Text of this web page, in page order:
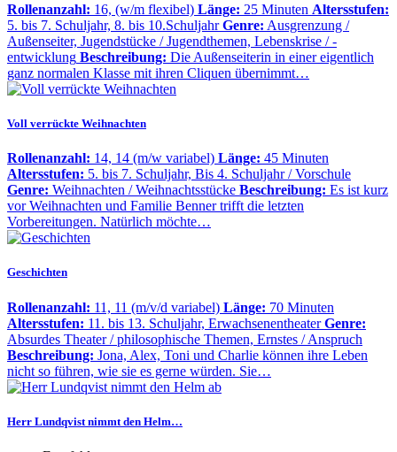
Rollenanzahl: 16, (w/m flexibel) Länge: 25 Minuten Altersstufen:
5. bis 7. Schuljahr, 8. bis 10.Schuljahr Genre: Ausgrenzung /
Außenseiter, Jugendstücke / Jugendthemen, Lebenskrise / -
entwicklung Beschreibung: Die Außenseiterin in einer eigentlich
ganz normalen Klasse mit ihren Cliquen übernimmt…
Voll verrückte Weihnachten
Rollenanzahl: 14, 14 (m/w variabel) Länge: 45 Minuten
Altersstufen: 5. bis 7. Schuljahr, Bis 4. Schuljahr / Vorschule
Genre: Weihnachten / Weihnachtsstücke Beschreibung: Es ist kurz
vor Weihnachten und Familie Benner trifft die letzten
Vorbereitungen. Natürlich möchte…
Geschichten
Rollenanzahl: 11, 11 (m/v/d variabel) Länge: 70 Minuten
Altersstufen: 11. bis 13. Schuljahr, Erwachsenentheater Genre:
Absurdes Theater / philosophische Themen, Ernstes / Anspruch
Beschreibung: Jona, Alex, Toni und Charlie können ihre Leben
nicht so führen, wie sie es gerne würden. Sie…
Herr Lundqvist nimmt den Helm…